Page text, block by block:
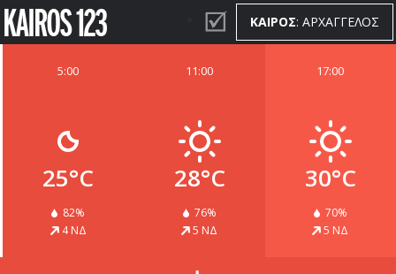
ΚΑΙΡΟΣ: ΑΡΧΑΓΓΕΛΟΣ
17:00
30°C
70%
5 ΝΔ
11:00
28°C
76%
5 ΝΔ
5:00
25°C
82%
4 ΝΔ